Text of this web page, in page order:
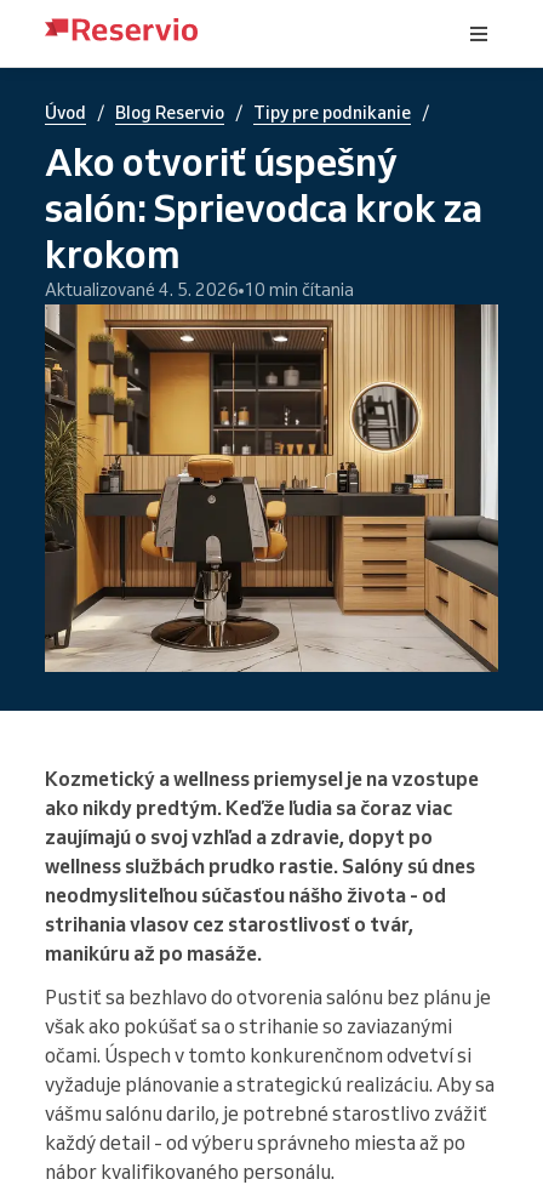
Úvod / Blog Reservio / Tipy pre podnikanie /
Ako otvoriť úspešný
salón: Sprievodca krok za
krokom
Aktualizované 4. 5. 2026 10 min čítania
Kozmetický a wellness priemysel je na vzostupe
ako nikdy predtým. Keďže ľudia sa čoraz viac
zaujímajú o svoj vzhľad a zdravie, dopyt po
wellness službách prudko rastie. Salóny sú dnes
neodmysliteľnou súčasťou nášho života - od
strihania vlasov cez starostlivosť o tvár,
manikúru až po masáže.
Pustiť sa bezhlavo do otvorenia salónu bez plánu je
však ako pokúšať sa o strihanie so zaviazanými
očami. Úspech v tomto konkurenčnom odvetví si
vyžaduje plánovanie a strategickú realizáciu. Aby sa
vášmu salónu darilo, je potrebné starostlivo zvážiť
každý detail - od výberu správneho miesta až po
nábor kvalifikovaného personálu.